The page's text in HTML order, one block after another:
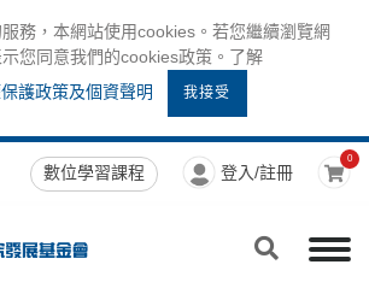
務，本網站使用cookies。若您繼續瀏覽網
您同意我們的cookies政策。了解
護政策及個資聲明
我接受
數位學習課程 登入/註冊
0